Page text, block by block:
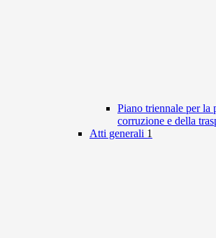
Piano triennale per la
corruzione e della
Atti generali 1